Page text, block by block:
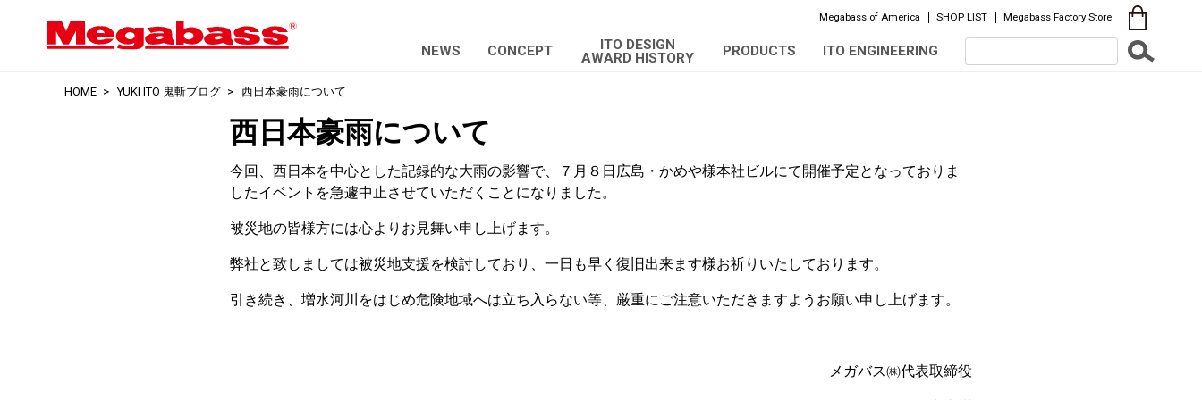
Megabass of America SHOP LIST Megabass Factory Store
NEWS CONCEPT
ITO DESIGN
AWARD HISTORY
PRODUCTS ITO ENGINEERING
HOME YUKI ITO 鬼斬ブログ 西日本豪雨について
西日本豪雨について
今回、西日本を中心とした記録的な大雨の影響で、７月８日広島・かめや様本社ビルにて開催予定となっておりま
したイベントを急遽中止させていただくことになりました。
被災地の皆様方には心よりお見舞い申し上げます。
弊社と致しましては被災地支援を検討しており、一日も早く復旧出来ます様お祈りいたしております。
引き続き、増水河川をはじめ危険地域へは立ち入らない等、厳重にご注意いただきますようお願い申し上げます。
メガバス㈱代表取締役